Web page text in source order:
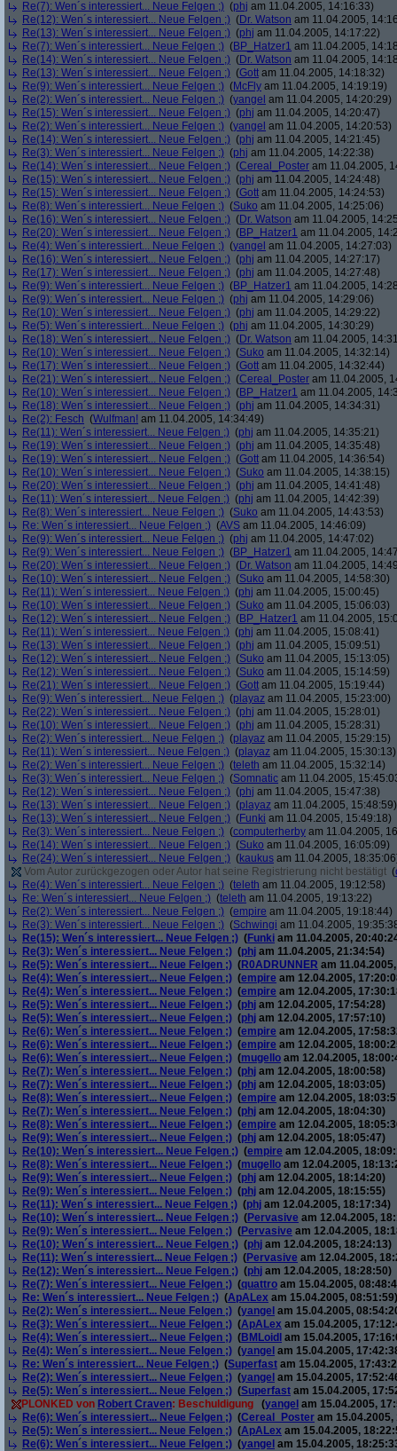
Re(7): Wen´s interessiert... Neue Felgen ;) (phj am 11.04.2005, 14:16:33)
Re(12): Wen´s interessiert... Neue Felgen ;) (Dr. Watson am 11.04.2005,
Re(13): Wen´s interessiert... Neue Felgen ;) (phj am 11.04.2005, 14:17:22)
Re(7): Wen´s interessiert... Neue Felgen ;) (BP_Hatzer1 am 11.04.2005,
Re(14): Wen´s interessiert... Neue Felgen ;) (Dr. Watson am 11.04.2005,
Re(13): Wen´s interessiert... Neue Felgen ;) (Gott am 11.04.2005, 14:18:32)
Re(9): Wen´s interessiert... Neue Felgen ;) (McFly am 11.04.2005, 14:19:19)
Re(2): Wen´s interessiert... Neue Felgen ;) (yangel am 11.04.2005, 14:20:29)
Re(15): Wen´s interessiert... Neue Felgen ;) (phj am 11.04.2005, 14:20:47)
Re(2): Wen´s interessiert... Neue Felgen ;) (yangel am 11.04.2005, 14:20:53)
Re(14): Wen´s interessiert... Neue Felgen ;) (phj am 11.04.2005, 14:21:45)
Re(3): Wen´s interessiert... Neue Felgen ;) (phj am 11.04.2005, 14:22:38)
Re(14): Wen´s interessiert... Neue Felgen ;) (Cereal_Poster am 11.04.2005,
Re(15): Wen´s interessiert... Neue Felgen ;) (phj am 11.04.2005, 14:24:48)
Re(15): Wen´s interessiert... Neue Felgen ;) (Gott am 11.04.2005, 14:24:53)
Re(8): Wen´s interessiert... Neue Felgen ;) (Suko am 11.04.2005, 14:25:06)
Re(16): Wen´s interessiert... Neue Felgen ;) (Dr. Watson am 11.04.2005,
Re(20): Wen´s interessiert... Neue Felgen ;) (BP_Hatzer1 am 11.04.2005,
Re(4): Wen´s interessiert... Neue Felgen ;) (yangel am 11.04.2005, 14:27:03)
Re(16): Wen´s interessiert... Neue Felgen ;) (phj am 11.04.2005, 14:27:17)
Re(17): Wen´s interessiert... Neue Felgen ;) (phj am 11.04.2005, 14:27:48)
Re(9): Wen´s interessiert... Neue Felgen ;) (BP_Hatzer1 am 11.04.2005,
Re(9): Wen´s interessiert... Neue Felgen ;) (phj am 11.04.2005, 14:29:06)
Re(10): Wen´s interessiert... Neue Felgen ;) (phj am 11.04.2005, 14:29:22)
Re(5): Wen´s interessiert... Neue Felgen ;) (phj am 11.04.2005, 14:30:29)
Re(18): Wen´s interessiert... Neue Felgen ;) (Dr. Watson am 11.04.2005,
Re(10): Wen´s interessiert... Neue Felgen ;) (Suko am 11.04.2005, 14:32:14)
Re(17): Wen´s interessiert... Neue Felgen ;) (Gott am 11.04.2005, 14:32:44)
Re(21): Wen´s interessiert... Neue Felgen ;) (Cereal_Poster am 11.04.2005,
Re(10): Wen´s interessiert... Neue Felgen ;) (BP_Hatzer1 am 11.04.2005,
Re(18): Wen´s interessiert... Neue Felgen ;) (phj am 11.04.2005, 14:34:31)
Re(2): Fesch (Wulfman! am 11.04.2005, 14:34:49)
Re(11): Wen´s interessiert... Neue Felgen ;) (phj am 11.04.2005, 14:35:21)
Re(19): Wen´s interessiert... Neue Felgen ;) (phj am 11.04.2005, 14:35:48)
Re(19): Wen´s interessiert... Neue Felgen ;) (Gott am 11.04.2005, 14:36:54)
Re(10): Wen´s interessiert... Neue Felgen ;) (Suko am 11.04.2005, 14:38:15)
Re(20): Wen´s interessiert... Neue Felgen ;) (phj am 11.04.2005, 14:41:48)
Re(11): Wen´s interessiert... Neue Felgen ;) (phj am 11.04.2005, 14:42:39)
Re(8): Wen´s interessiert... Neue Felgen ;) (Suko am 11.04.2005, 14:43:53)
Re: Wen´s interessiert... Neue Felgen ;) (AVS am 11.04.2005, 14:46:09)
Re(9): Wen´s interessiert... Neue Felgen ;) (phj am 11.04.2005, 14:47:02)
Re(9): Wen´s interessiert... Neue Felgen ;) (BP_Hatzer1 am 11.04.2005,
Re(20): Wen´s interessiert... Neue Felgen ;) (Dr. Watson am 11.04.2005,
Re(10): Wen´s interessiert... Neue Felgen ;) (Suko am 11.04.2005, 14:58:30)
Re(11): Wen´s interessiert... Neue Felgen ;) (phj am 11.04.2005, 15:00:45)
Re(10): Wen´s interessiert... Neue Felgen ;) (Suko am 11.04.2005, 15:06:03)
Re(12): Wen´s interessiert... Neue Felgen ;) (BP_Hatzer1 am 11.04.2005,
Re(11): Wen´s interessiert... Neue Felgen ;) (phj am 11.04.2005, 15:08:41)
Re(13): Wen´s interessiert... Neue Felgen ;) (phj am 11.04.2005, 15:09:51)
Re(12): Wen´s interessiert... Neue Felgen ;) (Suko am 11.04.2005, 15:13:05)
Re(12): Wen´s interessiert... Neue Felgen ;) (Suko am 11.04.2005, 15:14:59)
Re(21): Wen´s interessiert... Neue Felgen ;) (Gott am 11.04.2005, 15:19:44)
Re(9): Wen´s interessiert... Neue Felgen ;) (playaz am 11.04.2005, 15:23:00)
Re(22): Wen´s interessiert... Neue Felgen ;) (phj am 11.04.2005, 15:28:01)
Re(10): Wen´s interessiert... Neue Felgen ;) (phj am 11.04.2005, 15:28:31)
Re(2): Wen´s interessiert... Neue Felgen ;) (playaz am 11.04.2005, 15:29:15)
Re(11): Wen´s interessiert... Neue Felgen ;) (playaz am 11.04.2005, 15:30:13)
Re(2): Wen´s interessiert... Neue Felgen ;) (teleth am 11.04.2005, 15:32:14)
Re(3): Wen´s interessiert... Neue Felgen ;) (Somnatic am 11.04.2005,
Re(12): Wen´s interessiert... Neue Felgen ;) (phj am 11.04.2005, 15:47:38)
Re(13): Wen´s interessiert... Neue Felgen ;) (playaz am 11.04.2005, 15:48:59)
Re(13): Wen´s interessiert... Neue Felgen ;) (Funki am 11.04.2005, 15:49:18)
Re(3): Wen´s interessiert... Neue Felgen ;) (computerherby am 11.04.2005,
Re(14): Wen´s interessiert... Neue Felgen ;) (Suko am 11.04.2005, 16:05:09)
Re(24): Wen´s interessiert... Neue Felgen ;) (kaukus am 11.04.2005,
Vom Autor zurückgezogen oder Autor hat seine Registrierung nicht bestätigt (
Re(4): Wen´s interessiert... Neue Felgen ;) (teleth am 11.04.2005, 19:12:58)
Re: Wen´s interessiert... Neue Felgen ;) (teleth am 11.04.2005, 19:13:22)
Re(2): Wen´s interessiert... Neue Felgen ;) (empire am 11.04.2005, 19:18:44)
Re(3): Wen´s interessiert... Neue Felgen ;) (Schwingi am 11.04.2005,
Re(15): Wen´s interessiert... Neue Felgen ;) (Funki am 11.04.2005,
Re(3): Wen´s interessiert... Neue Felgen ;) (phj am 11.04.2005, 21:34:54)
Re(5): Wen´s interessiert... Neue Felgen ;) (R0ADRUNNER am
Re(4): Wen´s interessiert... Neue Felgen ;) (empire am 12.04.2005,
Re(4): Wen´s interessiert... Neue Felgen ;) (empire am 12.04.2005,
Re(5): Wen´s interessiert... Neue Felgen ;) (phj am 12.04.2005, 17:54:28)
Re(5): Wen´s interessiert... Neue Felgen ;) (phj am 12.04.2005, 17:57:10)
Re(6): Wen´s interessiert... Neue Felgen ;) (empire am 12.04.2005,
Re(6): Wen´s interessiert... Neue Felgen ;) (empire am 12.04.2005,
Re(6): Wen´s interessiert... Neue Felgen ;) (mugello am 12.04.2005,
Re(7): Wen´s interessiert... Neue Felgen ;) (phj am 12.04.2005, 18:00:58)
Re(7): Wen´s interessiert... Neue Felgen ;) (phj am 12.04.2005, 18:03:05)
Re(8): Wen´s interessiert... Neue Felgen ;) (empire am 12.04.2005,
Re(7): Wen´s interessiert... Neue Felgen ;) (phj am 12.04.2005, 18:04:30)
Re(8): Wen´s interessiert... Neue Felgen ;) (empire am 12.04.2005,
Re(9): Wen´s interessiert... Neue Felgen ;) (phj am 12.04.2005, 18:05:47)
Re(10): Wen´s interessiert... Neue Felgen ;) (empire am 12.04.2005,
Re(8): Wen´s interessiert... Neue Felgen ;) (mugello am 12.04.2005,
Re(9): Wen´s interessiert... Neue Felgen ;) (phj am 12.04.2005, 18:14:20)
Re(9): Wen´s interessiert... Neue Felgen ;) (phj am 12.04.2005, 18:15:55)
Re(11): Wen´s interessiert... Neue Felgen ;) (phj am 12.04.2005, 18:17:34)
Re(10): Wen´s interessiert... Neue Felgen ;) (Pervasive am 12.04.2005,
Re(9): Wen´s interessiert... Neue Felgen ;) (Pervasive am 12.04.2005,
Re(10): Wen´s interessiert... Neue Felgen ;) (phj am 12.04.2005, 18:24:13)
Re(11): Wen´s interessiert... Neue Felgen ;) (Pervasive am 12.04.2005,
Re(12): Wen´s interessiert... Neue Felgen ;) (phj am 12.04.2005, 18:28:50)
Re(7): Wen´s interessiert... Neue Felgen ;) (quattro am 15.04.2005,
Re: Wen´s interessiert... Neue Felgen ;) (ApALex am 15.04.2005, 08:51:59)
Re(2): Wen´s interessiert... Neue Felgen ;) (yangel am 15.04.2005,
Re(3): Wen´s interessiert... Neue Felgen ;) (ApALex am 15.04.2005,
Re(4): Wen´s interessiert... Neue Felgen ;) (BMLoidl am 15.04.2005,
Re(4): Wen´s interessiert... Neue Felgen ;) (yangel am 15.04.2005,
Re: Wen´s interessiert... Neue Felgen ;) (Superfast am 15.04.2005,
Re(2): Wen´s interessiert... Neue Felgen ;) (yangel am 15.04.2005,
Re(5): Wen´s interessiert... Neue Felgen ;) (Superfast am 15.04.2005,
PLONKED von Robert Craven: Beschuldigung (yangel am 15.04.2005,
Re(6): Wen´s interessiert... Neue Felgen ;) (Cereal_Poster am 15.04.2005,
Re(5): Wen´s interessiert... Neue Felgen ;) (ApALex am 15.04.2005,
Re(6): Wen´s interessiert... Neue Felgen ;) (yangel am 15.04.2005,